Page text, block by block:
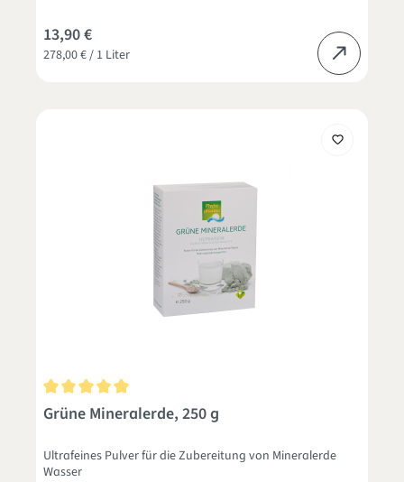
278,00 € / 1 Liter
13,90 €
Durchschnittliche Bewertung von 5 von 5 Sternen
Grüne Mineralerde, 250 g
Ultrafeines Pulver für die Zubereitung von Mineralerde
Wasser